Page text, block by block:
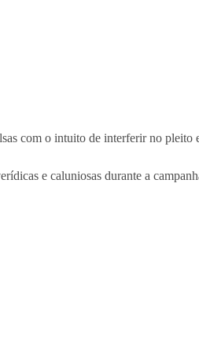
com o intuito de interferir no pleito
e caluniosas durante a